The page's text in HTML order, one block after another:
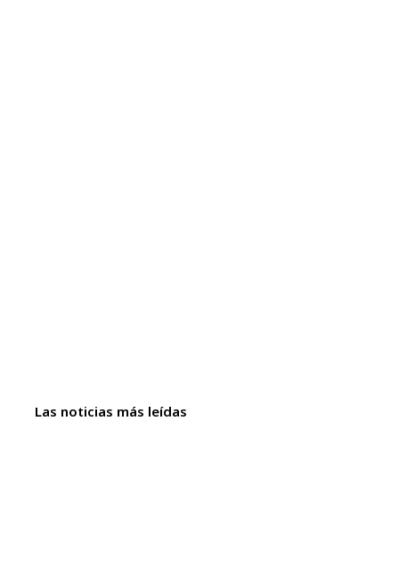
Las noticias más leídas